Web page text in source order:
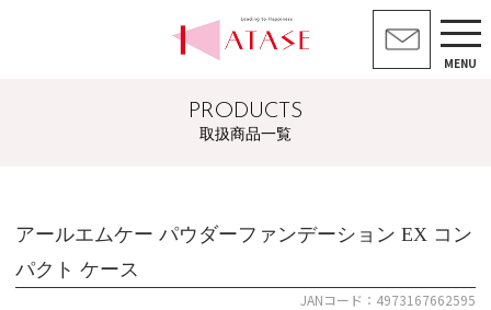
MENU
PRODUCTS
取扱商品一覧
アールエムケー パウダーファンデーション EX コン
パクト ケース
JANコード：4973167662595